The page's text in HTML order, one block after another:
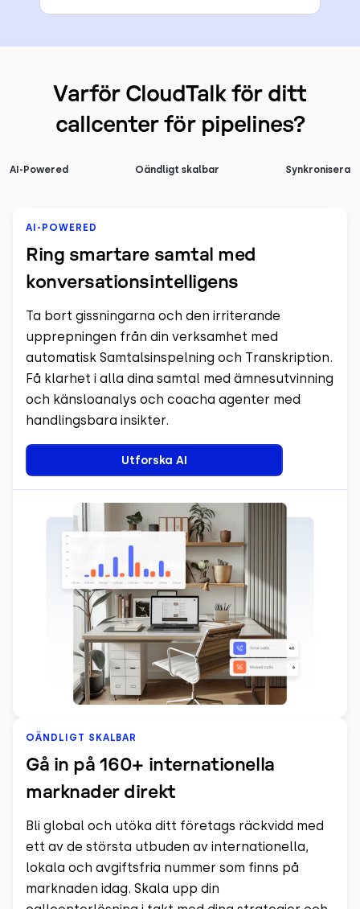
Varför CloudTalk för ditt
callcenter för pipelines?
AI-Powered Oändligt skalbar Synkronisera
AI-POWERED
Ring smartare samtal med
konversationsintelligens
Ta bort gissningarna och den irriterande
upprepningen från din verksamhet med
automatisk Samtalsinspelning och Transkription.
Få klarhet i alla dina samtal med ämnesutvinning
och känsloanalys och coacha agenter med
handlingsbara insikter.
Utforska AI
OÄNDLIGT SKALBAR
Gå in på 160+ internationella
marknader direkt
Bli global och utöka ditt företags räckvidd med
ett av de största utbuden av internationella,
lokala och avgiftsfria nummer som finns på
marknaden idag. Skala upp din